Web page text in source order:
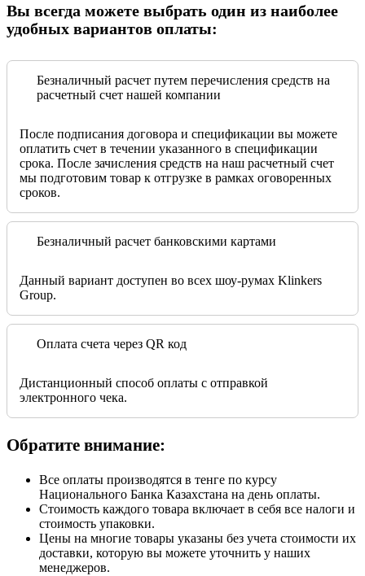
Вы всегда можете выбрать один из наиболее
удобных вариантов оплаты:
Безналичный расчет путем перечисления средств на
расчетный счет нашей компании
После подписания договора и спецификации вы можете
оплатить счет в течении указанного в спецификации
срока. После зачисления средств на наш расчетный счет
мы подготовим товар к отгрузке в рамках оговоренных
сроков.
Безналичный расчет банковскими картами
Данный вариант доступен во всех шоу-румах Klinkers
Group.
Оплата счета через QR код
Дистанционный способ оплаты с отправкой
электронного чека.
Обратите внимание:
Все оплаты производятся в тенге по курсу
Национального Банка Казахстана на день оплаты.
Стоимость каждого товара включает в себя все налоги и
стоимость упаковки.
Цены на многие товары указаны без учета стоимости их
доставки, которую вы можете уточнить у наших
менеджеров.